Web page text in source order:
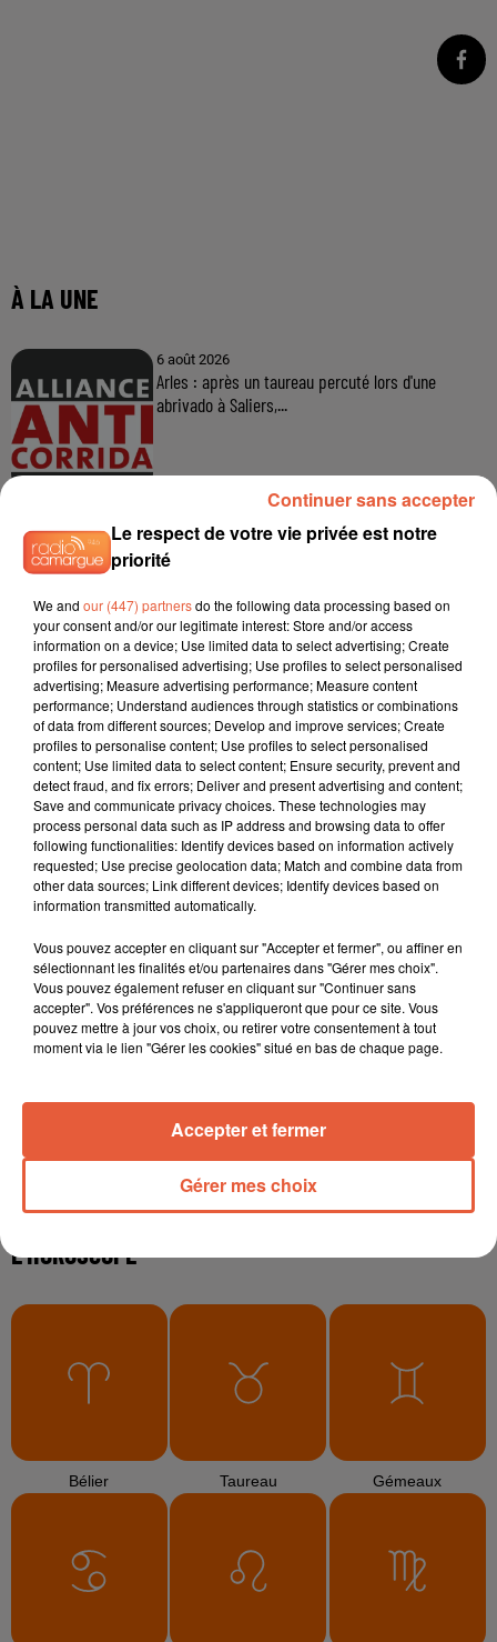
À LA UNE
6 août 2026
Arles : après un taureau percuté lors d'une
6 août 2026
Éclipse solaire du 12 août 2026 : le CHU de Nîmes
appelle à la plus...
3 août 2026
électro attendue au cœur...
TITRES DIFFUSÉS
Le respect de votre vie privée est notre
priorité
We and our (447) partnersdo the following data processing based on
your consent and/or our legitimate interest: Store and/or access
information on a device; Use limited data to select advertising; Create
profiles for personalised advertising; Use profiles to select personalised
advertising; Measure advertising performance; Measure content
performance; Understand audiences through statistics or combinations
of data from different sources; Develop and improve services; Create
profiles to personalise content; Use profiles to select personalised
content; Use limited data to select content; Ensure security, prevent and
detect fraud, and fix errors; Deliver and present advertising and content;
Save and communicate privacy choices. These technologies may
process personal data such as IP address and browsing data to offer
following functionalities: Identify devices based on information actively
requested; Use precise geolocation data; Match and combine data from
other data sources; Link different devices; Identify devices based on
information transmitted automatically.
Vous pouvez accepter en cliquant sur "Accepter et fermer", ou affiner en
sélectionnant les finalités et/ou partenaires dans "Gérer mes choix".
Vous pouvez également refuser en cliquant sur "Continuer sans
accepter". Vos préférences ne s'appliqueront que pour ce site. Vous
pouvez mettre à jour vos choix, ou retirer votre consentement à tout
moment via le lien "Gérer les cookies" situé en bas de chaque page.
Gérer mes choix
Accepter et fermer
Continuer sans accepter